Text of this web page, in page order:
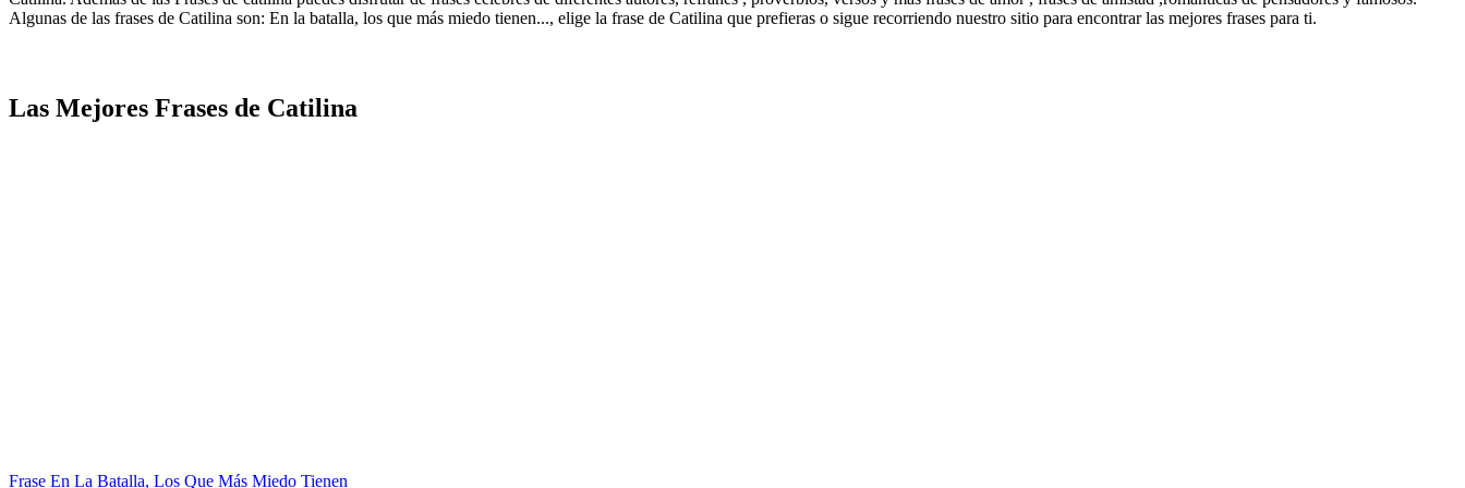
Algunas de las frases de Catilina son: En la batalla, los que más miedo tienen..., elige la frase de Catilina que prefieras o sigue recorriendo nuestro sitio para encontrar las mejores frases para ti.
Las Mejores Frases de Catilina
Frase En La Batalla, Los Que Más Miedo Tienen